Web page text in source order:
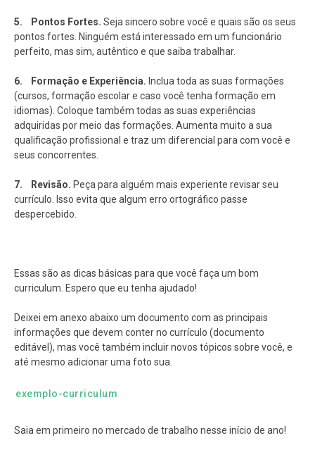
5. Pontos Fortes. Seja sincero sobre você e quais são os seus
pontos fortes. Ninguém está interessado em um funcionário
perfeito, mas sim, autêntico e que saiba trabalhar.
6. Formação e Experiência. Inclua toda as suas formações
(cursos, formação escolar e caso você tenha formação em
idiomas). Coloque também todas as suas experiências
adquiridas por meio das formações. Aumenta muito a sua
qualificação profissional e traz um diferencial para com você e
seus concorrentes.
7. Revisão. Peça para alguém mais experiente revisar seu
currículo. Isso evita que algum erro ortográfico passe
despercebido.
Essas são as dicas básicas para que você faça um bom
curriculum. Espero que eu tenha ajudado!
Deixei em anexo abaixo um documento com as principais
informações que devem conter no currículo (documento
editável), mas você também incluir novos tópicos sobre você, e
até mesmo adicionar uma foto sua.
exemplo-curriculum
Saia em primeiro no mercado de trabalho nesse início de ano!